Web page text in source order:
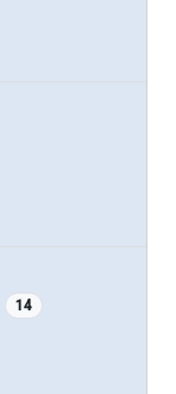
14